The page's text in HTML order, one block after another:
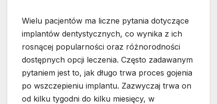
Wielu pacjentów ma liczne pytania dotyczące
implantów dentystycznych, co wynika z ich
rosnącej popularności oraz różnorodności
dostępnych opcji leczenia. Często zadawanym
pytaniem jest to, jak długo trwa proces gojenia
po wszczepieniu implantu. Zazwyczaj trwa on
od kilku tygodni do kilku miesięcy, w